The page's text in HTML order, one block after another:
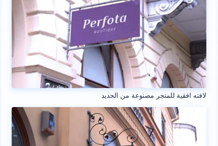
لافته افقية للمتجر مصنوعة من الحديد